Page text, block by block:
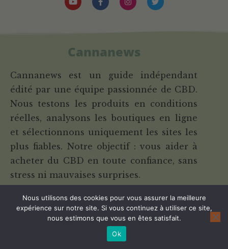
Cannanews
Cannanews est un guide indépendant
édité par une équipe passionnée de CBD.
Nous testons les produits en conditions
réelles, analysons les boutiques en ligne
et sélectionnons uniquement les sites les
plus fiables. Notre objectif : vous aider à
acheter du CBD en toute confiance, sans
stress ni mauvaises surprises.
A propos de Cannanews
Contactez-nous
Nous utilisons des cookies pour vous assurer la meilleure
expérience sur notre site. Si vous continuez à utiliser ce site,
nous estimons que vous en êtes satisfait.
Ok